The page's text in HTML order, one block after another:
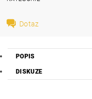
Dotaz
POPIS
DISKUZE